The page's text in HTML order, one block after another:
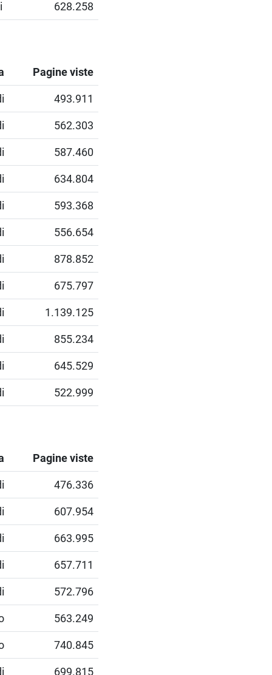
628.258
Pagine viste
493.911
562.303
587.460
634.804
593.368
556.654
878.852
675.797
1.139.125
855.234
645.529
522.999
Pagine viste
476.336
607.954
663.995
657.711
572.796
563.249
740.845
699.815